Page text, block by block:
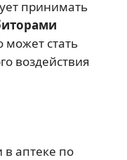
принимать
может стать
воздействия
аптеке по